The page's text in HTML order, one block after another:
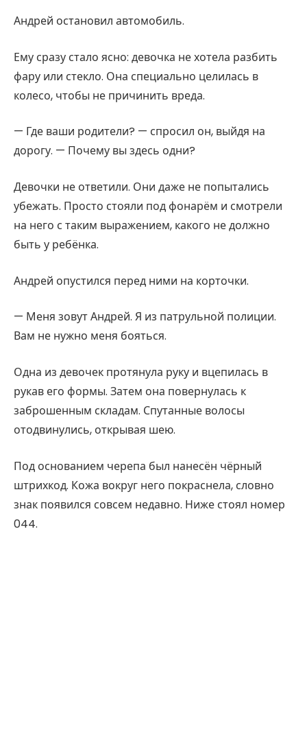
Андрей остановил автомобиль.
Ему сразу стало ясно: девочка не хотела разбить
фару или стекло. Она специально целилась в
колесо, чтобы не причинить вреда.
— Где ваши родители? — спросил он, выйдя на
дорогу. — Почему вы здесь одни?
Девочки не ответили. Они даже не попытались
убежать. Просто стояли под фонарём и смотрели
на него с таким выражением, какого не должно
быть у ребёнка.
Андрей опустился перед ними на корточки.
— Меня зовут Андрей. Я из патрульной полиции.
Вам не нужно меня бояться.
Одна из девочек протянула руку и вцепилась в
рукав его формы. Затем она повернулась к
заброшенным складам. Спутанные волосы
отодвинулись, открывая шею.
Под основанием черепа был нанесён чёрный
штрихкод. Кожа вокруг него покраснела, словно
знак появился совсем недавно. Ниже стоял номер
044.